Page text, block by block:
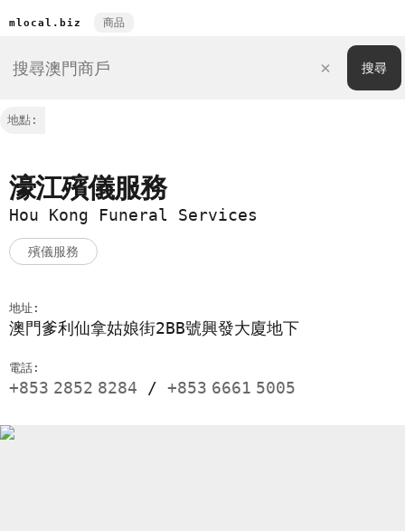
mlocal.biz 商品
地點:
濠江殯儀服務
Hou Kong Funeral Services
殯儀服務
地址:
澳門爹利仙拿姑娘街2BB號興發大廈地下
電話:
+853 2852 8284 / +853 6661 5005